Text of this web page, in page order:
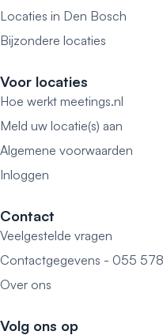
Locaties in Den Bosch
Bijzondere locaties
Voor locaties
Hoe werkt meetings.nl
Meld uw locatie(s) aan
Algemene voorwaarden
Inloggen
Contact
Veelgestelde vragen
Contactgegevens - 055
Over ons
Volg ons op